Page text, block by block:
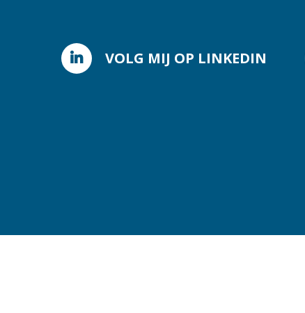
VOLG MIJ OP LINKEDIN